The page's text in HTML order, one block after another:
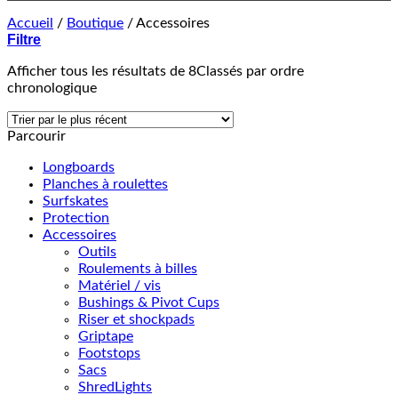
Accueil / Boutique /Accessoires
Filtre
Afficher tous les résultats de 8Classés par ordre
chronologique
Parcourir
Longboards
Planches à roulettes
Surfskates
Protection
Accessoires
Outils
Roulements à billes
Matériel / vis
Bushings & Pivot Cups
Riser et shockpads
Griptape
Footstops
Sacs
ShredLights